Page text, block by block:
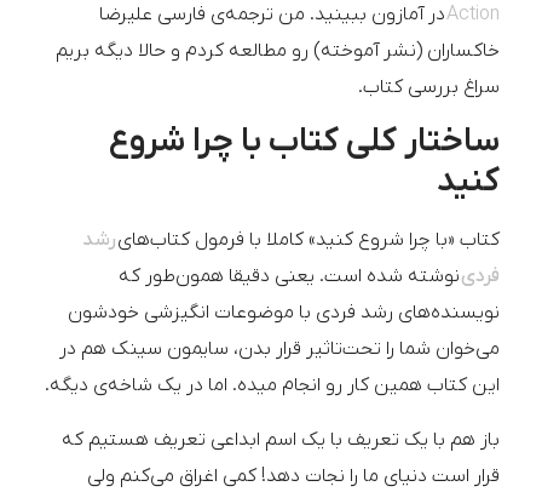
Actionدر آمازون ببینید. من ترجمه‌ی فارسی علیرضا
خاکساران (نشر آموخته) رو مطالعه کردم و حالا دیگه بریم
سراغ بررسی کتاب.
ساختار کلی کتاب با چرا شروع
کنید
کتاب «با چرا شروع کنید» کاملا با فرمول کتاب‌هایرشد
فردینوشته شده است. یعنی دقیقا همون‌طور که
نویسنده‌های رشد فردی با موضوعات انگیزشی خودشون
می‌خوان شما را تحت‌تاثیر قرار بدن، سایمون سینک هم در
این کتاب همین کار رو انجام میده. اما در یک شاخه‌ی دیگه.
باز هم با یک تعریف با یک اسم ابداعی تعریف هستیم که
قرار است دنیای ما را نجات دهد! کمی اغراق می‌کنم ولی